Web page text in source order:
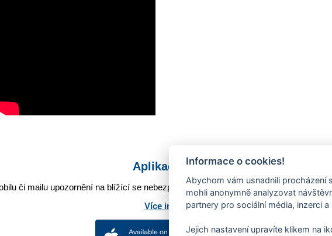
Aplikace Mobilní rozhlas
či mailu upozornění na blížící se nebezpečí, odstávky, poruchy a výpadky
Více informací o aplikaci
Informace o cookies!
Abychom vám usnadnili procházení
mohli anonymně analyzovat
partnery pro sociální média, inzerci a
Jejich nastavení upravíte klikem na